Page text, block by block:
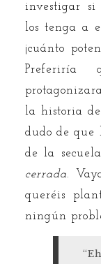
investigar si
los tenga a
¡cuánto
la historia
dudo de
de la
cerrada.
queréis
ningún